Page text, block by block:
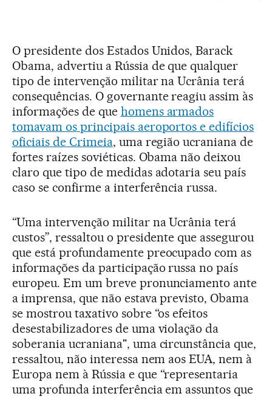
O presidente dos Estados Unidos, Barack
Obama, advertiu a Rússia de que qualquer
tipo de intervenção militar na Ucrânia terá
consequências. O governante reagiu assim às
informações de que homens armados
tomavam os principais aeroportos e edifícios
oficiais de Crimeia, uma região ucraniana de
fortes raízes soviéticas. Obama não deixou
claro que tipo de medidas adotaria seu país
caso se confirme a interferência russa.
“Uma intervenção militar na Ucrânia terá
custos”, ressaltou o presidente que assegurou
que está profundamente preocupado com as
informações da participação russa no país
europeu. Em um breve pronunciamento ante
a imprensa, que não estava previsto, Obama
se mostrou taxativo sobre “os efeitos
desestabilizadores de uma violação da
soberania ucraniana", uma circunstância que,
ressaltou, não interessa nem aos EUA, nem à
Europa nem à Rússia e que “representaria
uma profunda interferência em assuntos que